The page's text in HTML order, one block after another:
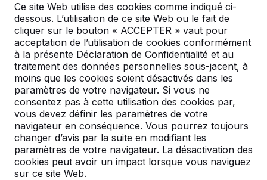
Ce site Web utilise des cookies comme indiqué ci-
dessous. L’utilisation de ce site Web ou le fait de
cliquer sur le bouton « ACCEPTER » vaut pour
acceptation de l’utilisation de cookies conformément
à la présente Déclaration de Confidentialité et au
traitement des données personnelles sous-jacent, à
moins que les cookies soient désactivés dans les
paramètres de votre navigateur. Si vous ne
consentez pas à cette utilisation des cookies par,
vous devez définir les paramètres de votre
navigateur en conséquence. Vous pourrez toujours
changer d’avis par la suite en modifiant les
paramètres de votre navigateur. La désactivation des
cookies peut avoir un impact lorsque vous naviguez
sur ce site Web.
Ensembles pique-nique